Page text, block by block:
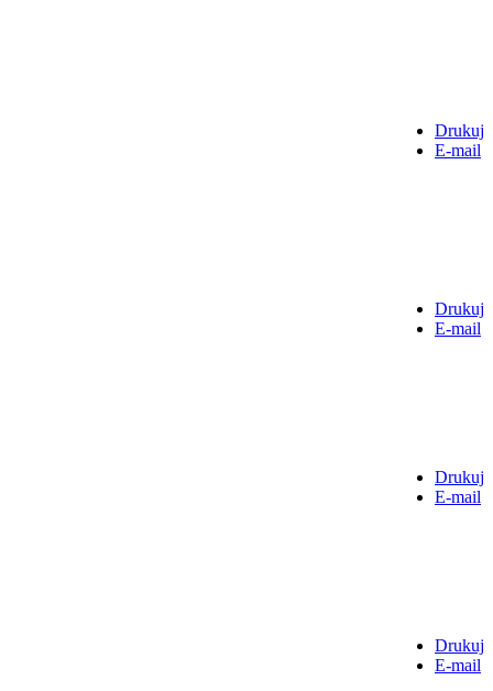
Drukuj
E-mail
Drukuj
E-mail
Drukuj
E-mail
Drukuj
E-mail